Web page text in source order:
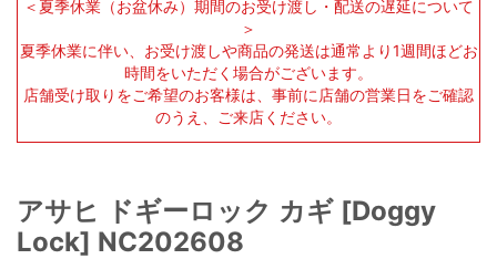
＜夏季休業（お盆休み）期間のお受け渡し・配送の遅延について
＞
夏季休業に伴い、お受け渡しや商品の発送は通常より1週間ほどお
時間をいただく場合がございます。
店舗受け取りをご希望のお客様は、事前に店舗の営業日をご確認
のうえ、ご来店ください。
アサヒ ドギーロック カギ [Doggy
Lock] NC202608